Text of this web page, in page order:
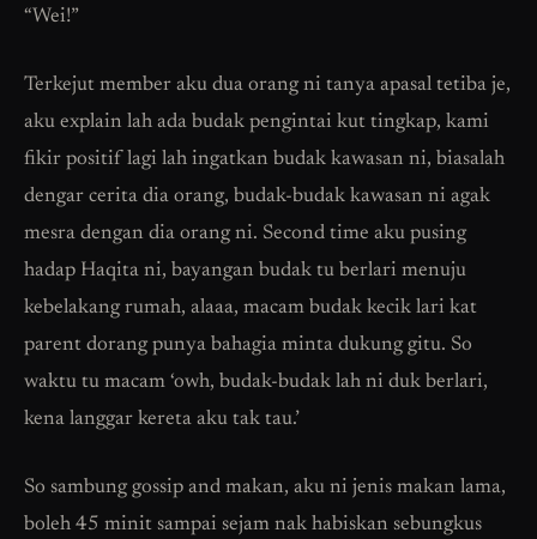
“Wei!”
Terkejut member aku dua orang ni tanya apasal tetiba je,
aku explain lah ada budak pengintai kut tingkap, kami
fikir positif lagi lah ingatkan budak kawasan ni, biasalah
dengar cerita dia orang, budak-budak kawasan ni agak
mesra dengan dia orang ni. Second time aku pusing
hadap Haqita ni, bayangan budak tu berlari menuju
kebelakang rumah, alaaa, macam budak kecik lari kat
parent dorang punya bahagia minta dukung gitu. So
waktu tu macam ‘owh, budak-budak lah ni duk berlari,
kena langgar kereta aku tak tau.’
So sambung gossip and makan, aku ni jenis makan lama,
boleh 45 minit sampai sejam nak habiskan sebungkus